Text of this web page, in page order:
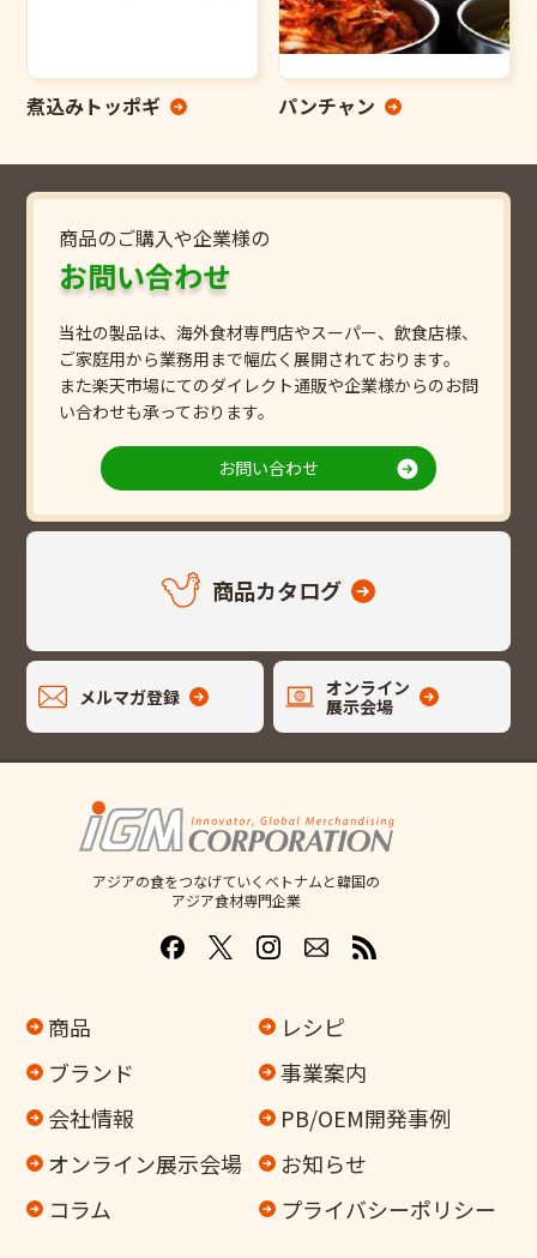
煮込みトッポギ パンチャン
商品のご購入や企業様の
お問い合わせ
当社の製品は、海外食材専門店やスーパー、飲食店様、
ご家庭用から業務用まで幅広く展開されております。
また楽天市場にてのダイレクト通販や企業様からのお問
い合わせも承っております。
お問い合わせ
商品カタログ
メルマガ登録
オンライン
展示会場
アジアの食をつなげていくベトナムと韓国の
アジア食材専門企業
商品
レシピ
ブランド
事業案内
会社情報
PB/OEM開発事例
オンライン展示会場
お知らせ
コラム
プライバシーポリシー